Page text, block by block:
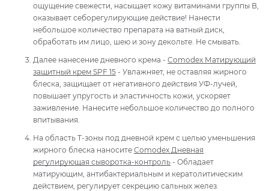
ощущение свежести, насыщает кожу витаминами группы В,
оказывает себорегулирующие действие! Нанести
небольшое количество препарата на ватный диск,
обработать им лицо, шею и зону декольте. Не смывать.
Далее нанесение дневного крема - Comodex Матирующий
защитный крем SPF 15 - Увлажняет, не оставляя жирного
блеска, защищает от негативного действия УФ-лучей,
повышает упругость и эластичность кожи, ускоряет
заживление. Нанесите небольшое количество до полного
впитывания.
На область Т-зоны под дневной крем с целью уменьшения
жирного блеска наносите Comodex Дневная
регулирующая сыворотка-контроль - Обладает
матирующим, антибактериальным и кератолитическим
действием, регулирует секрецию сальных желез.